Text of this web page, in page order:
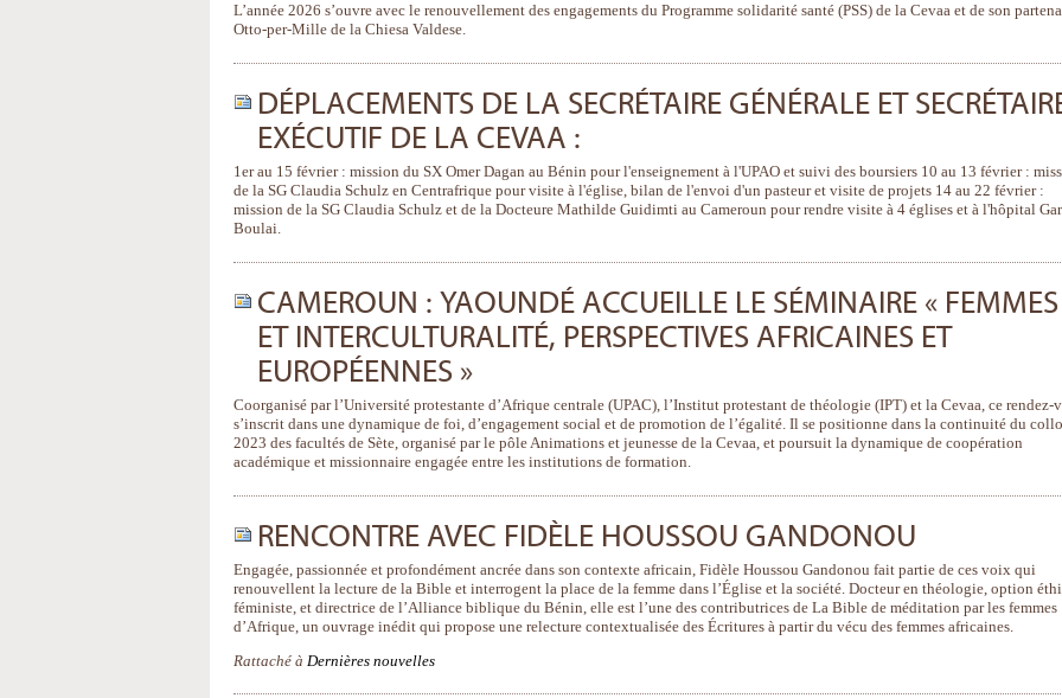
L’année 2026 s’ouvre avec le renouvellement des engagements du Programme solidarité santé (PSS) de la Cevaa et de son
Otto-per-Mille de la Chiesa Valdese.
DÉPLACEMENTS DE LA SECRÉTAIRE GÉNÉRALE ET
EXÉCUTIF DE LA CEVAA :
1er au 15 février : mission du SX Omer Dagan au Bénin pour l'enseignement à l'UPAO et suivi des boursiers 10 au 13 février :
de la SG Claudia Schulz en Centrafrique pour visite à l'église, bilan de l'envoi d'un pasteur et visite de projets 14 au 22 février :
mission de la SG Claudia Schulz et de la Docteure Mathilde Guidimti au Cameroun pour rendre visite à 4 églises et à l'hôpital
Boulai.
CAMEROUN : YAOUNDÉ ACCUEILLE LE SÉMINAIRE « FEMMES
ET INTERCULTURALITÉ, PERSPECTIVES AFRICAINES ET
EUROPÉENNES »
Coorganisé par l’Université protestante d’Afrique centrale (UPAC), l’Institut protestant de théologie (IPT) et la Cevaa, ce rendez-
s’inscrit dans une dynamique de foi, d’engagement social et de promotion de l’égalité. Il se positionne dans la continuité du
2023 des facultés de Sète, organisé par le pôle Animations et jeunesse de la Cevaa, et poursuit la dynamique de coopération
académique et missionnaire engagée entre les institutions de formation.
RENCONTRE AVEC FIDÈLE HOUSSOU GANDONOU
Engagée, passionnée et profondément ancrée dans son contexte africain, Fidèle Houssou Gandonou fait partie de ces voix qui
renouvellent la lecture de la Bible et interrogent la place de la femme dans l’Église et la société. Docteur en théologie, option
féministe, et directrice de l’Alliance biblique du Bénin, elle est l’une des contributrices de La Bible de méditation par les femmes
d’Afrique, un ouvrage inédit qui propose une relecture contextualisée des Écritures à partir du vécu des femmes africaines.
Rattaché à Dernières nouvelles